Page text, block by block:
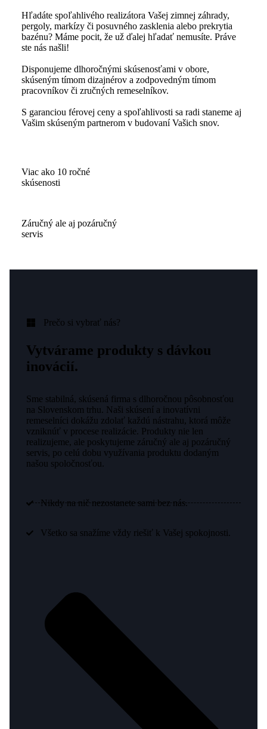
Hľadáte spoľahlivého realizátora Vašej zimnej záhrady,
pergoly, markízy či posuvného zasklenia alebo prekrytia
bazénu? Máme pocit, že už ďalej hľadať nemusíte. Práve
ste nás našli!
Disponujeme dlhoročnými skúsenosťami v obore,
skúseným tímom dizajnérov a zodpovedným tímom
pracovníkov či zručných remeselníkov.
S garanciou férovej ceny a spoľahlivosti sa radi staneme aj
Vašim skúseným partnerom v budovaní Vašich snov.
Viac ako 10 ročné
skúsenosti
Záručný ale aj pozáručný
servis
Prečo si vybrať nás?
Vytvárame produkty s dávkou
inovácií.
Sme stabilná, skúsená firma s dlhoročnou pôsobnosťou
na Slovenskom trhu. Naši skúsení a inovatívni
remeselníci dokážu zdolať každú nástrahu, ktorá môže
vzniknúť v procese realizácie. Produkty nie len
realizujeme, ale poskytujeme záručný ale aj pozáručný
servis, po celú dobu využívania produktu dodaným
našou spoločnosťou.
Nikdy na nič nezostanete sami bez nás.
Všetko sa snažíme vždy riešiť k Vašej spokojnosti.